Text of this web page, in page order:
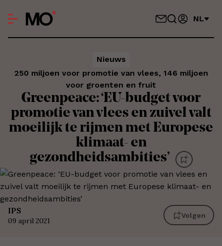
NL
Nieuws
250 miljoen voor promotie van vlees, 146 miljoen
voor groenten en fruit
Greenpeace: ‘EU-budget voor
promotie van vlees en zuivel valt
moeilijk te rijmen met Europese
klimaat- en
gezondheidsambities’
IPS
09 april 2021
Volgen